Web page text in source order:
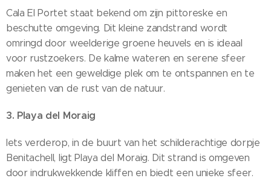
Cala El Portet staat bekend om zijn pittoreske en
beschutte omgeving. Dit kleine zandstrand wordt
omringd door weelderige groene heuvels en is ideaal
voor rustzoekers. De kalme wateren en serene sfeer
maken het een geweldige plek om te ontspannen en te
genieten van de rust van de natuur.
3. Playa del Moraig
Iets verderop, in de buurt van het schilderachtige dorpje
Benitachell, ligt Playa del Moraig. Dit strand is omgeven
door indrukwekkende kliffen en biedt een unieke sfeer.